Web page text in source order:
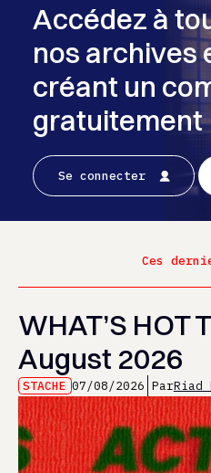
Accédez à
nos archives
créant un
gratuitement
Se connecter
Ces
WHAT’S HOT
August 2026
STACHE 07/08/2026 ParRiad